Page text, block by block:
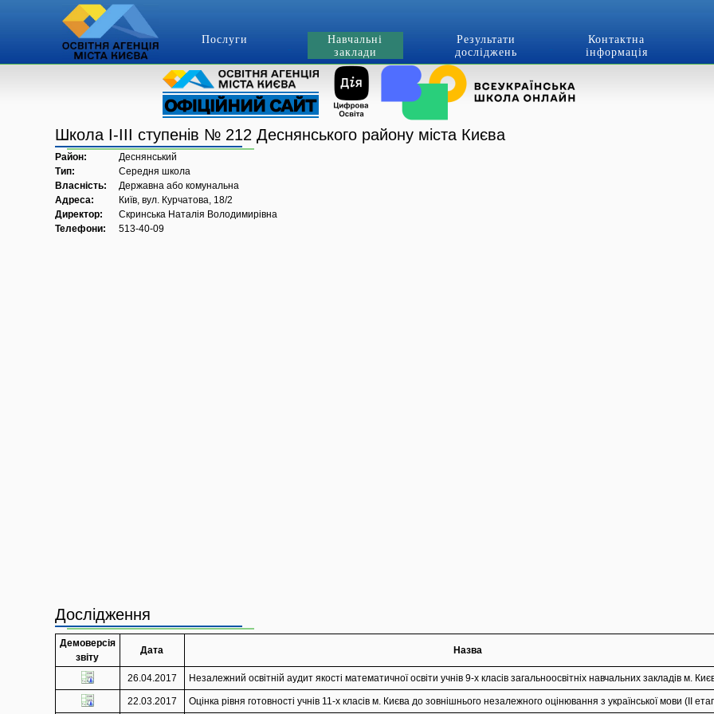
Послуги
Навчальні
заклади
Результати
досліджень
Контактна
інформація
Школа І-ІІІ ступенів № 212 Деснянського району міста Києва
Район:
Деснянський
Тип:
Середня школа
Власність:
Державна або комунальна
Адреса:
Київ, вул. Курчатова, 18/2
Директор:
Скринська Наталія Володимирівна
Телефони:
513-40-09
Дослідження
Демоверсія
звіту
Дата Назва
26.04.2017 Незалежний освітній аудит якості математичної освіти учнів 9-х класів загальноосвітніх навчальних закладів м.
22.03.2017 Оцінка рівня готовності учнів 11-х класів м. Києва до зовнішнього незалежного оцінювання з української мови (II